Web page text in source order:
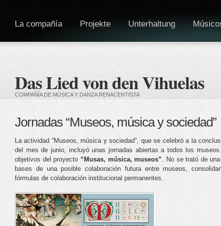
Das Lied von den Vihuelas
COMPAÑÍA DE MÚSICA Y DANZA RENACENTISTA
La compañía Projekte Unterhaltung
Jornadas “Museos, música y sociedad”
La actividad “Museos, música y sociedad”, que se celebró a la
del mes de junio, incluyó unas jornadas abiertas a todos los
objetivos del proyecto “Musas, música, museos”. No se trató de
bases de una posible colaboración futura entre museos,
fórmulas de colaboración institucional permanentes.